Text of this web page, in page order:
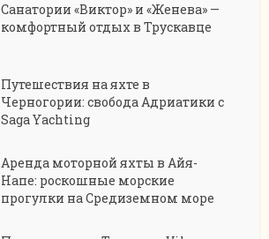
Санатории «Виктор» и «Женева» —
комфортный отдых в Трускавце
Путешествия на яхте в
Черногории: свобода Адриатики с
Saga Yachting
Аренда моторной яхты в Айя-
Напе: роскошные морские
прогулки на Средиземном море